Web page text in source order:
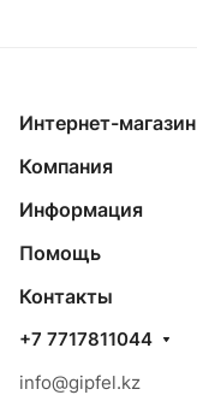
Интернет-магазин
Компания
Информация
Помощь
Контакты
+7 7717811044
info@gipfel.kz